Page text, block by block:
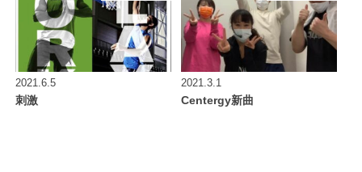
2021.6.5
刺激
2021.3.1
Centergy新曲